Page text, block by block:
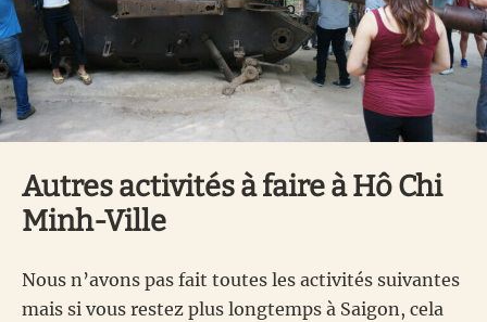
Autres activités à faire à Hô Chi
Minh-Ville
Nous n’avons pas fait toutes les activités suivantes
mais si vous restez plus longtemps à Saigon, cela